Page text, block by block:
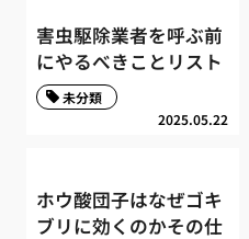
害虫駆除業者を呼ぶ前
にやるべきことリスト
2025.05.22
未分類
ホウ酸団子はなぜゴキ
ブリに効くのかその仕